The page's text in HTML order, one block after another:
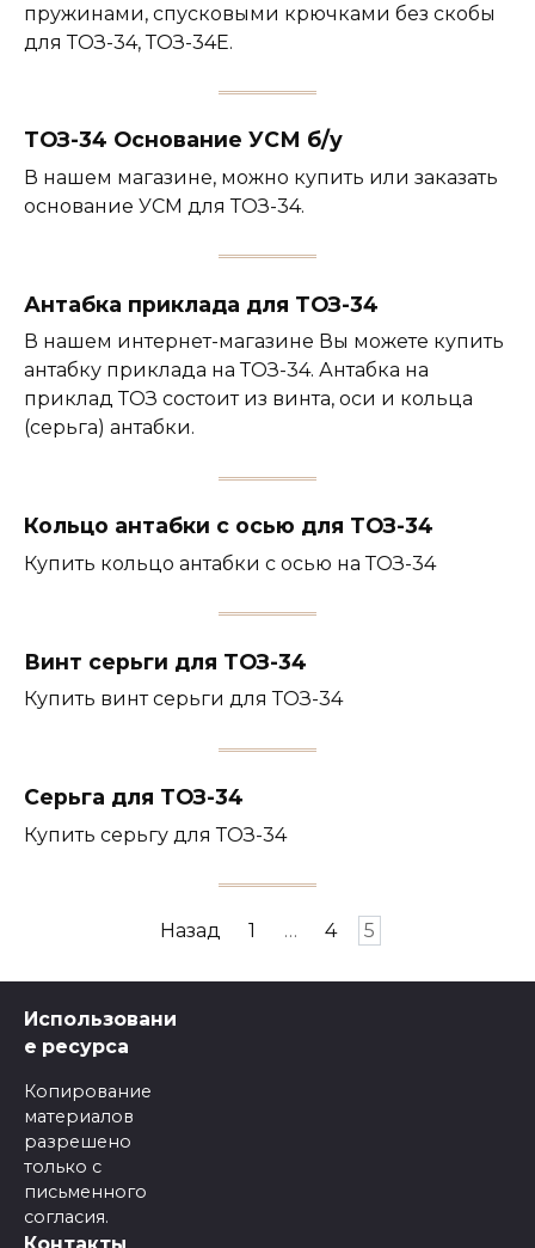
пружинами, спусковыми крючками без скобы
для ТОЗ-34, ТОЗ-34Е.
ТОЗ-34 Основание УСМ б/у
В нашем магазине, можно купить или заказать
основание УСМ для ТОЗ-34.
Антабка приклада для ТОЗ-34
В нашем интернет-магазине Вы можете купить
антабку приклада на ТОЗ-34. Антабка на
приклад ТОЗ состоит из винта, оси и кольца
(серьга) антабки.
Кольцо антабки с осью для ТОЗ-34
Купить кольцо антабки с осью на ТОЗ-34
Винт серьги для ТОЗ-34
Купить винт серьги для ТОЗ-34
Серьга для ТОЗ-34
Купить серьгу для ТОЗ-34
записям
Назад 1 … 4 5
Использовани
е ресурса
Копирование
материалов
разрешено
только с
письменного
согласия.